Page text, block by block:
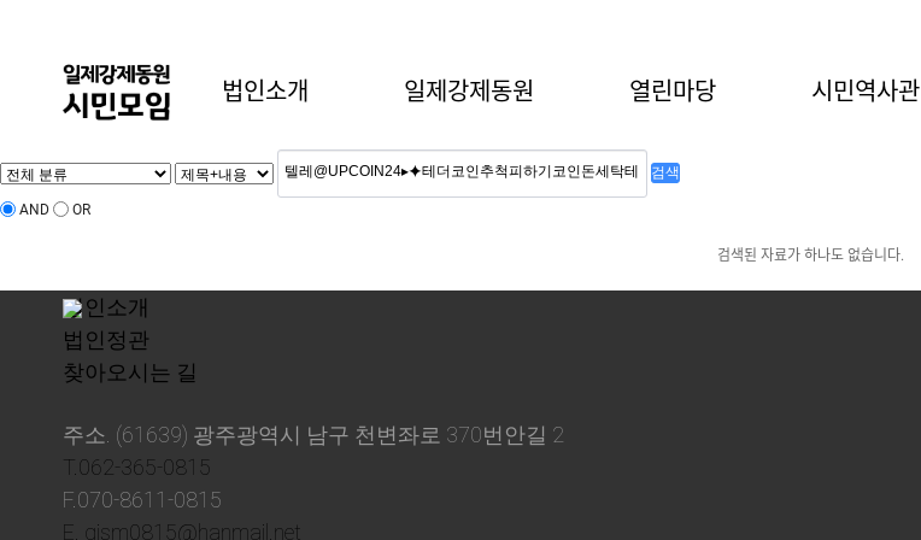
법인소개 일제강제동원 열린마당 시민역사관
검색
AND OR
검색된 자료가 하나도 없습니다.
법인소개
법인정관
찾아오시는 길
주소. (61639) 광주광역시 남구 천변좌로 370번안길 2
T.062-365-0815
F.070-8611-0815
E. gjsm0815@hanmail.net